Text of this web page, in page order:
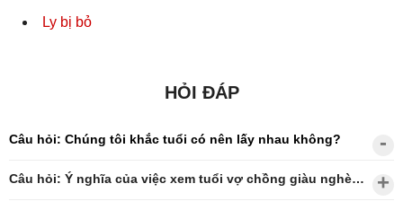
Ly bị bỏ
HỎI ĐÁP
Câu hỏi: Chúng tôi khắc tuổi có nên lấy nhau không?
Câu hỏi: Ý nghĩa của việc xem tuổi vợ chồng giàu nghèo?